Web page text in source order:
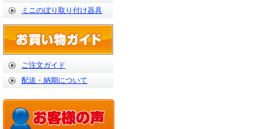
ミニのぼり取り付け器具
ご注文ガイド
配送・納期について